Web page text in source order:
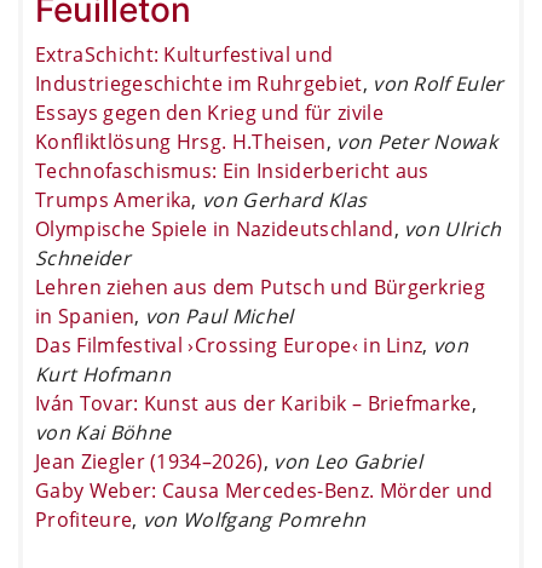
Feuilleton
ExtraSchicht: Kulturfestival und
Industriegeschichte im Ruhrgebiet, von Rolf Euler
Essays gegen den Krieg und für zivile
Konfliktlösung Hrsg. H.Theisen, von Peter Nowak
Technofaschismus: Ein Insiderbericht aus
Trumps Amerika, von Gerhard Klas
Olympische Spiele in Nazideutschland, von Ulrich
Schneider
Lehren ziehen aus dem Putsch und Bürgerkrieg
in Spanien, von Paul Michel
Das Filmfestival ›Crossing Europe‹ in Linz, von
Kurt Hofmann
Iván Tovar: Kunst aus der Karibik – Briefmarke,
von Kai Böhne
Jean Ziegler (1934–2026), von Leo Gabriel
Gaby Weber: Causa Mercedes-Benz. Mörder und
Profiteure, von Wolfgang Pomrehn